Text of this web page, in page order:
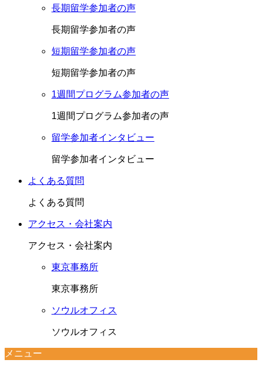
長期留学参加者の声
長期留学参加者の声
短期留学参加者の声
短期留学参加者の声
1週間プログラム参加者の声
1週間プログラム参加者の声
留学参加者インタビュー
留学参加者インタビュー
よくある質問
よくある質問
アクセス・会社案内
アクセス・会社案内
東京事務所
東京事務所
ソウルオフィス
ソウルオフィス
メニュー